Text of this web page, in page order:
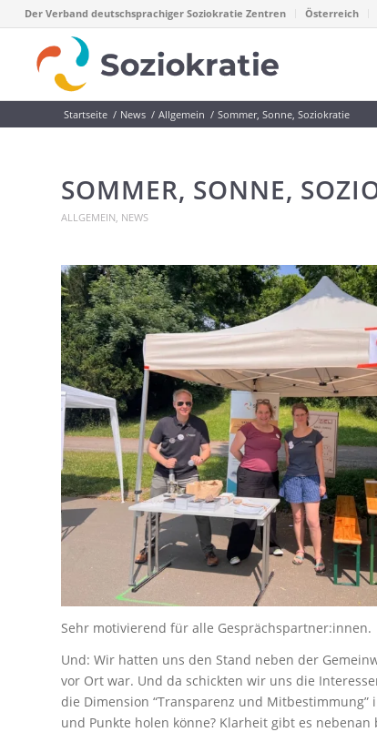
Der Verband deutschsprachiger Soziokratie Zentren Österreich
Startseite / News / Allgemein / Sommer, Sonne, Soziokratie
SOMMER, SONNE,
ALLGEMEIN, NEWS
Sehr motivierend für alle Gesprächspartner:innen.
Und: Wir hatten uns den Stand neben der
vor Ort war. Und da schickten wir uns die
die Dimension “Transparenz und
und Punkte holen könne? Klarheit gibt es